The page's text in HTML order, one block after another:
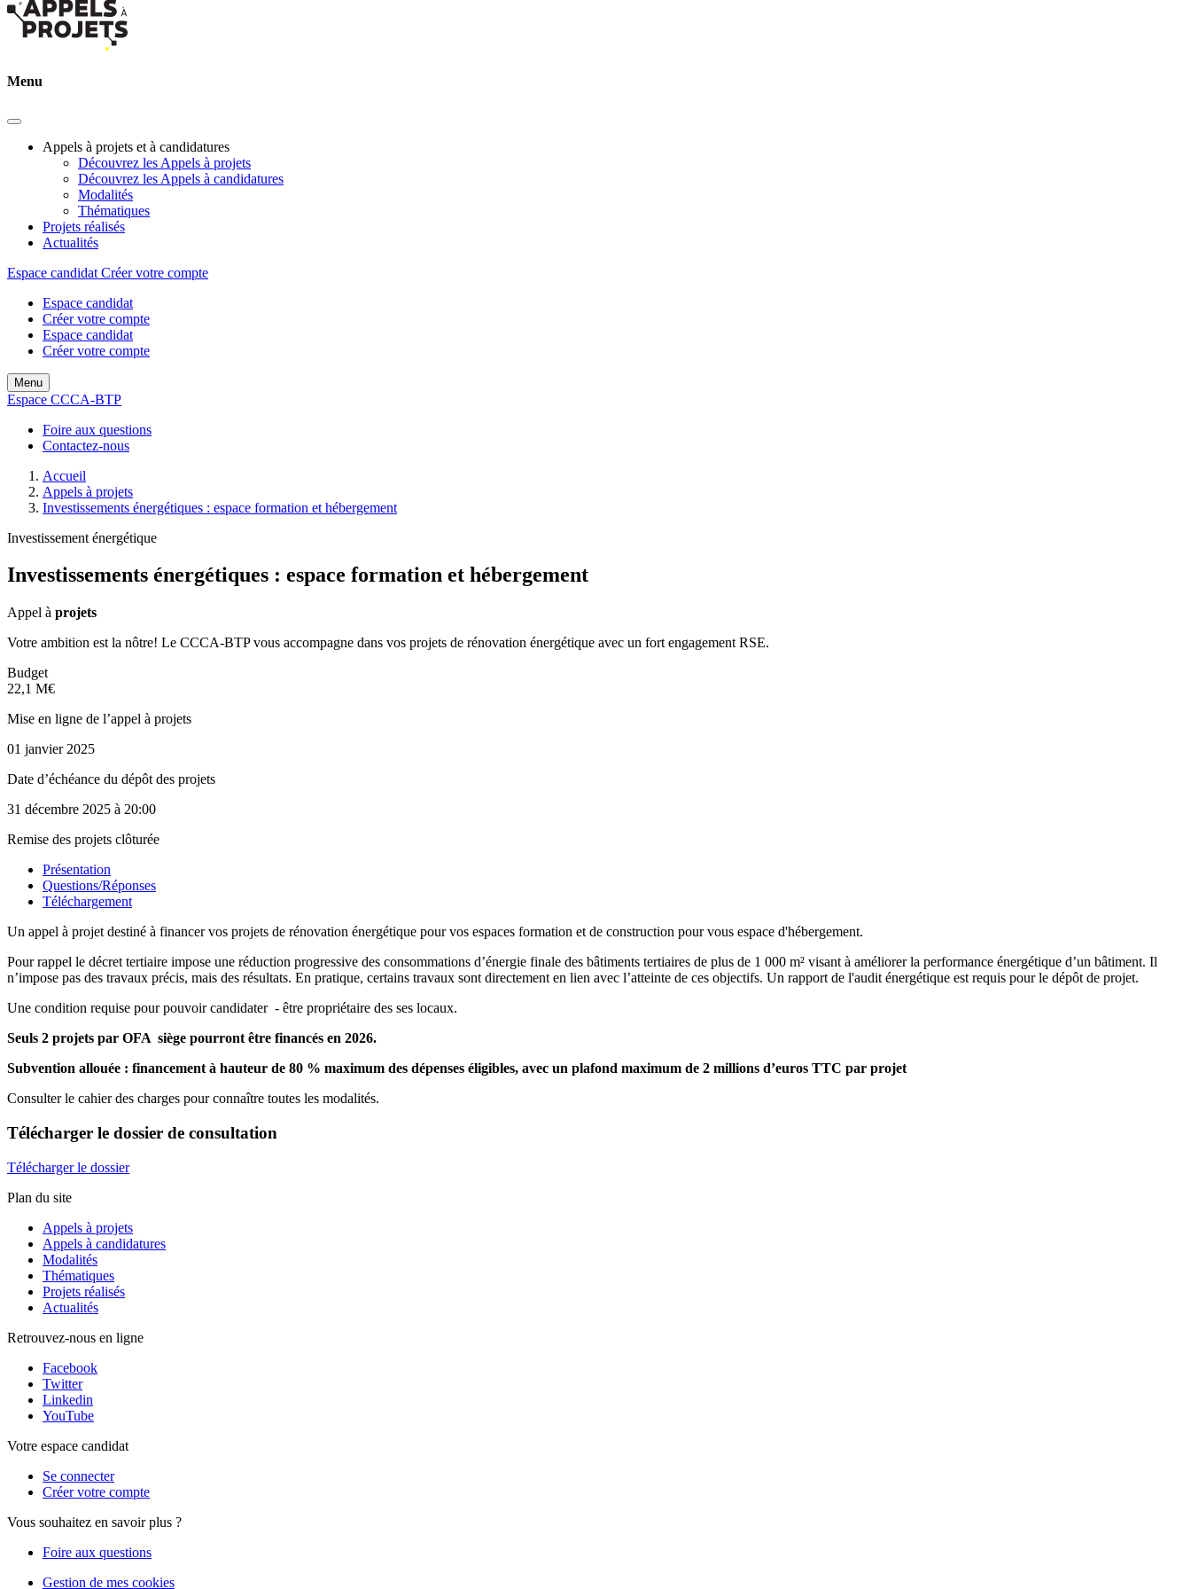
Menu
Appels à projets et à candidatures
Découvrez les Appels à projets
Découvrez les Appels à candidatures
Modalités
Thématiques
Projets réalisés
Actualités
Espace candidat Créer votre compte
Espace candidat
Créer votre compte
Espace candidat
Créer votre compte
Menu
Espace CCCA-BTP
Foire aux questions
Contactez-nous
Accueil
Appels à projets
Investissements énergétiques : espace formation et hébergement
Investissement énergétique
Investissements énergétiques : espace formation et hébergement
Appel à projets
Votre ambition est la nôtre! Le CCCA-BTP vous accompagne dans vos projets de rénovation énergétique avec un fort engagement RSE.
Budget
22,1 M€
Mise en ligne de l’appel à projets
01 janvier 2025
Date d’échéance du dépôt des projets
31 décembre 2025 à 20:00
Remise des projets clôturée
Présentation
Questions/Réponses
Téléchargement
Un appel à projet destiné à financer vos projets de rénovation énergétique pour vos espaces formation et de construction pour vous espace d'hébergement.
Pour rappel le décret tertiaire impose une réduction progressive des consommations d’énergie finale des bâtiments tertiaires de plus de 1 000 m² visant à améliorer la performance énergétique d’un bâtiment. Il
n’impose pas des travaux précis, mais des résultats. En pratique, certains travaux sont directement en lien avec l’atteinte de ces objectifs. Un rapport de l'audit énergétique est requis pour le dépôt de projet.
Une condition requise pour pouvoir candidater - être propriétaire des ses locaux.
Seuls 2 projets par OFA siège pourront être financés en 2026.
Subvention allouée : financement à hauteur de 80 % maximum des dépenses éligibles, avec un plafond maximum de 2 millions d’euros TTC par projet
Consulter le cahier des charges pour connaître toutes les modalités.
Télécharger le dossier de consultation
Télécharger le dossier
Plan du site
Appels à projets
Appels à candidatures
Modalités
Thématiques
Projets réalisés
Actualités
Retrouvez-nous en ligne
Facebook
Twitter
Linkedin
YouTube
Votre espace candidat
Se connecter
Créer votre compte
Vous souhaitez en savoir plus ?
Foire aux questions
Gestion de mes cookies